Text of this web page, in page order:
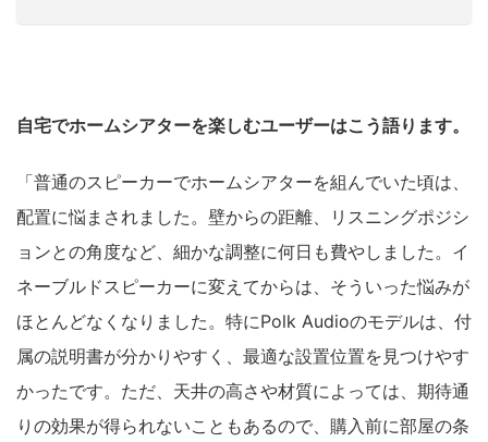
自宅でホームシアターを楽しむユーザーはこう語ります。
「普通のスピーカーでホームシアターを組んでいた頃は、
配置に悩まされました。壁からの距離、リスニングポジシ
ョンとの角度など、細かな調整に何日も費やしました。イ
ネーブルドスピーカーに変えてからは、そういった悩みが
ほとんどなくなりました。特にPolk Audioのモデルは、付
属の説明書が分かりやすく、最適な設置位置を見つけやす
かったです。ただ、天井の高さや材質によっては、期待通
りの効果が得られないこともあるので、購入前に部屋の条